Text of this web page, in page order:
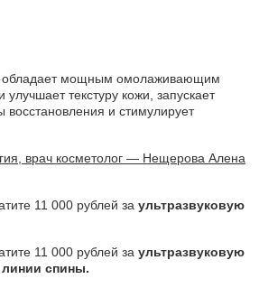
обладает мощным омолаживающим
текстуру кожи, запускает
восстановления и стимулирует
врач косметолог — Нещерова Алена
11 000 рублей за ультразвуковую
11 000 рублей за ультразвуковую
спины.